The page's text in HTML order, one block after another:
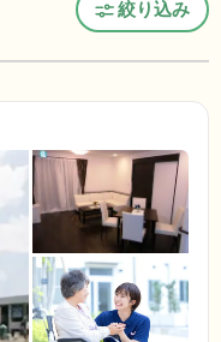
絞り込み